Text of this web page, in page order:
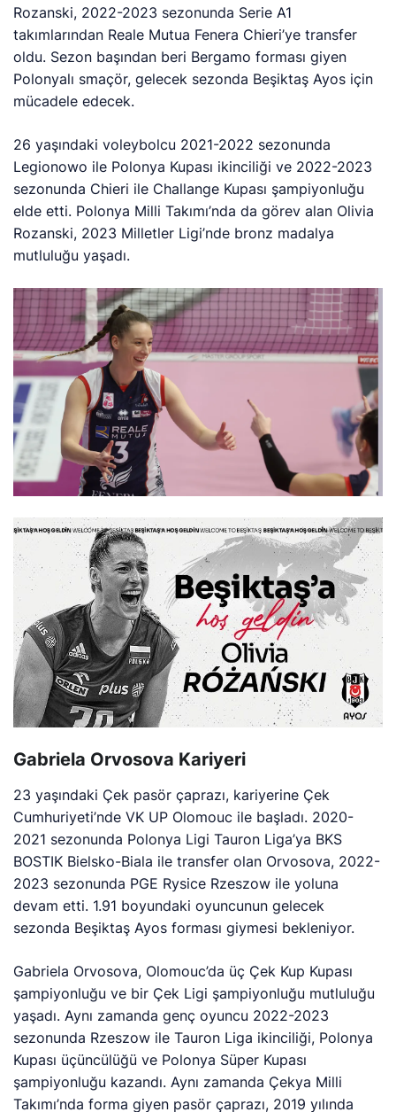
Rozanski, 2022-2023 sezonunda Serie A1
takımlarından Reale Mutua Fenera Chieri’ye transfer
oldu. Sezon başından beri Bergamo forması giyen
Polonyalı smaçör, gelecek sezonda Beşiktaş Ayos için
mücadele edecek.
26 yaşındaki voleybolcu 2021-2022 sezonunda
Legionowo ile Polonya Kupası ikinciliği ve 2022-2023
sezonunda Chieri ile Challange Kupası şampiyonluğu
elde etti. Polonya Milli Takımı’nda da görev alan Olivia
Rozanski, 2023 Milletler Ligi’nde bronz madalya
mutluluğu yaşadı.
Gabriela Orvosova Kariyeri
23 yaşındaki Çek pasör çaprazı, kariyerine Çek
Cumhuriyeti’nde VK UP Olomouc ile başladı. 2020-
2021 sezonunda Polonya Ligi Tauron Liga’ya BKS
BOSTIK Bielsko-Biala ile transfer olan Orvosova, 2022-
2023 sezonunda PGE Rysice Rzeszow ile yoluna
devam etti. 1.91 boyundaki oyuncunun gelecek
sezonda Beşiktaş Ayos forması giymesi bekleniyor.
Gabriela Orvosova, Olomouc’da üç Çek Kup Kupası
şampiyonluğu ve bir Çek Ligi şampiyonluğu mutluluğu
yaşadı. Aynı zamanda genç oyuncu 2022-2023
sezonunda Rzeszow ile Tauron Liga ikinciliği, Polonya
Kupası üçüncülüğü ve Polonya Süper Kupası
şampiyonluğu kazandı. Aynı zamanda Çekya Milli
Takımı’nda forma giyen pasör çaprazı, 2019 yılında